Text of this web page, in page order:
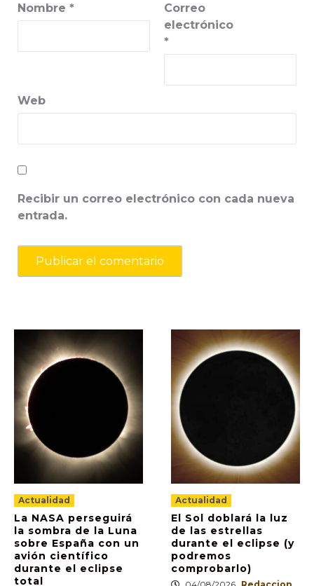
Nombre *
Correo
electrónico
*
Web
Recibir un correo electrónico con cada nueva
entrada.
Actualidad
La NASA perseguirá
la sombra de la Luna
sobre España con un
avión científico
durante el eclipse
total
Actualidad
El Sol doblará la luz
de las estrellas
durante el eclipse (y
podremos
comprobarlo)